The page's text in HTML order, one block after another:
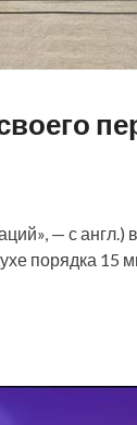
— с англ.)
порядка 15